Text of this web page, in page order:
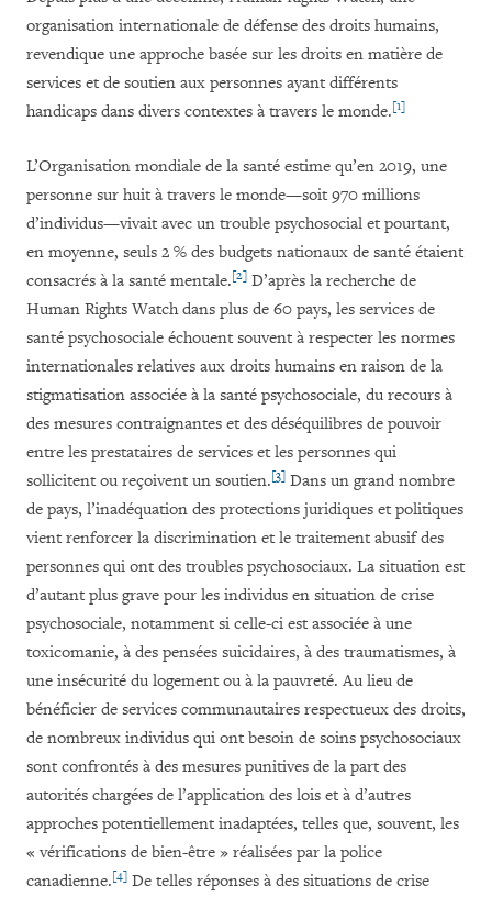
organisation internationale de défense des droits humains,
revendique une approche basée sur les droits en matière de
services et de soutien aux personnes ayant différents
handicaps dans divers contextes à travers le monde.[1]
L’Organisation mondiale de la santé estime qu’en 2019, une
personne sur huit à travers le monde—soit 970 millions
d’individus—vivait avec un trouble psychosocial et pourtant,
en moyenne, seuls 2 % des budgets nationaux de santé étaient
consacrés à la santé mentale.[2] D’après la recherche de
Human Rights Watch dans plus de 60 pays, les services de
santé psychosociale échouent souvent à respecter les normes
internationales relatives aux droits humains en raison de la
stigmatisation associée à la santé psychosociale, du recours à
des mesures contraignantes et des déséquilibres de pouvoir
entre les prestataires de services et les personnes qui
sollicitent ou reçoivent un soutien.[3] Dans un grand nombre
de pays, l’inadéquation des protections juridiques et politiques
vient renforcer la discrimination et le traitement abusif des
personnes qui ont des troubles psychosociaux. La situation est
d’autant plus grave pour les individus en situation de crise
psychosociale, notamment si celle-ci est associée à une
toxicomanie, à des pensées suicidaires, à des traumatismes, à
une insécurité du logement ou à la pauvreté.Au lieu de
bénéficier de services communautaires respectueux des droits,
de nombreux individus qui ont besoin de soins psychosociaux
sont confrontés à des mesures punitives de la part des
autorités chargées de l’application des lois et à d’autres
approches potentiellement inadaptées, telles que, souvent, les
« vérifications de bien-être » réalisées par la police
canadienne.[4] De telles réponses à des situations de crise